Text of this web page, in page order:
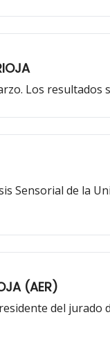
Los resultados
Sensorial de la
(AER)
del jurado